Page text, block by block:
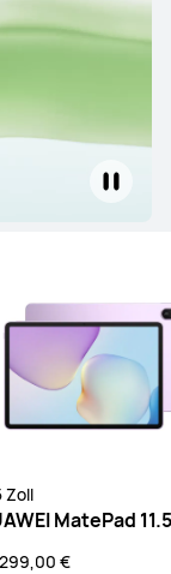
Zoll
MatePad 11.5
€